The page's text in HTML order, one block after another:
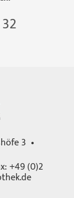
3 •
+49 (0)2